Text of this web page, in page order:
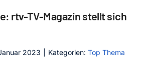
rtv-TV-Magazin stellt sich
2023 Kategorien: Top Thema